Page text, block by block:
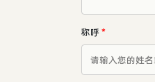
称呼*